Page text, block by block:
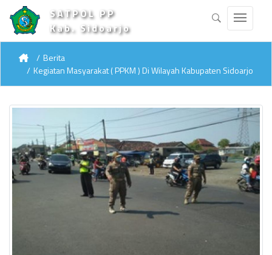
SATPOL PP
Kab. Sidoarjo
Berita
Kegiatan Masyarakat ( PPKM ) Di Wilayah Kabupaten Sidoarjo